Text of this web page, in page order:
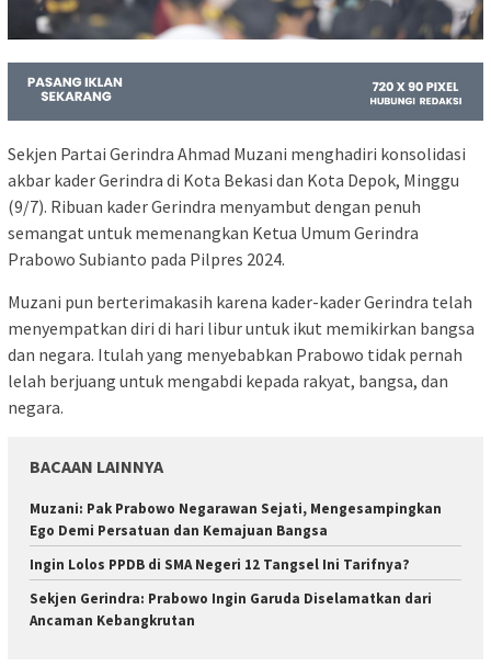
Sekjen Partai Gerindra Ahmad Muzani menghadiri konsolidasi
akbar kader Gerindra di Kota Bekasi dan Kota Depok, Minggu
(9/7). Ribuan kader Gerindra menyambut dengan penuh
semangat untuk memenangkan Ketua Umum Gerindra
Prabowo Subianto pada Pilpres 2024.
Muzani pun berterimakasih karena kader-kader Gerindra telah
menyempatkan diri di hari libur untuk ikut memikirkan bangsa
dan negara. Itulah yang menyebabkan Prabowo tidak pernah
lelah berjuang untuk mengabdi kepada rakyat, bangsa, dan
negara.
BACAAN LAINNYA
Muzani: Pak Prabowo Negarawan Sejati, Mengesampingkan
Ego Demi Persatuan dan Kemajuan Bangsa
Ingin Lolos PPDB di SMA Negeri 12 Tangsel Ini Tarifnya?
Sekjen Gerindra: Prabowo Ingin Garuda Diselamatkan dari
Ancaman Kebangkrutan